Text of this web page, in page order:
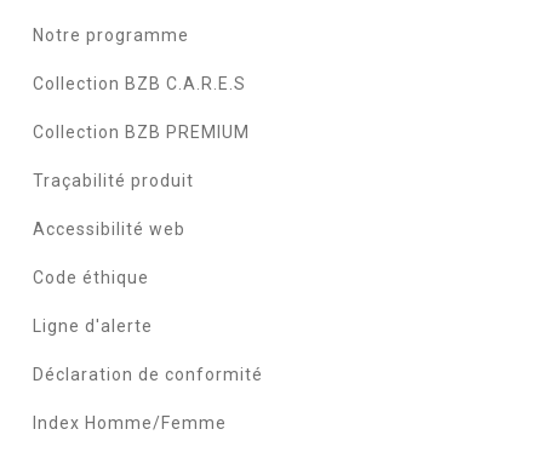
Notre programme
Collection BZB C.A.R.E.S
Collection BZB PREMIUM
Traçabilité produit
Accessibilité web
Code éthique
Ligne d'alerte
Déclaration de conformité
Index Homme/Femme